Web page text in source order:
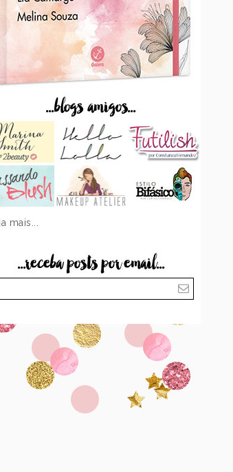
...blogs amigos...
mais...
...receba posts por email...